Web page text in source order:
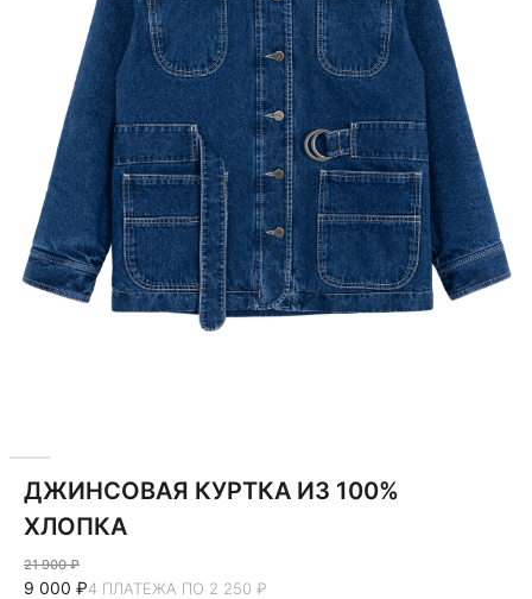
ДЖИНСОВАЯ КУРТКА ИЗ 100%
ХЛОПКА
21 900 ₽
9 000 ₽4 ПЛАТЕЖА ПО 2 250 ₽